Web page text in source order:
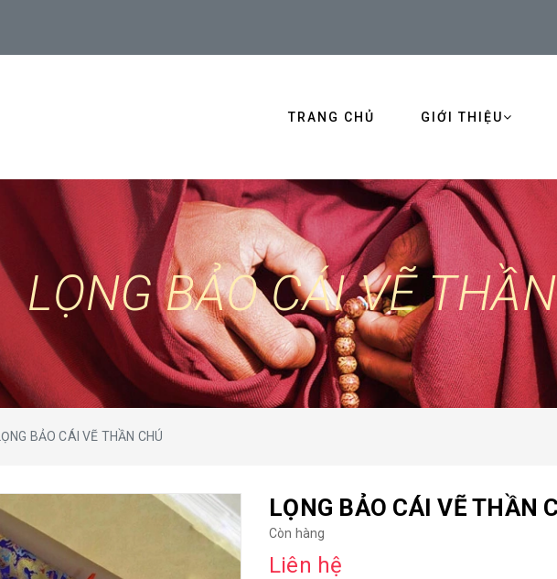
TRANG CHỦ GIỚI THIỆU
LỌNG BẢO CÁI VẼ
LỌNG BẢO CÁI VẼ THẦN CHÚ
LỌNG BẢO CÁI VẼ THẦN
Còn hàng
Liên hệ